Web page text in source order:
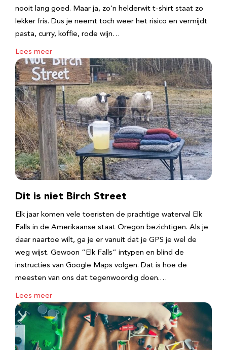
nooit lang goed. Maar ja, zo’n helderwit t-shirt staat zo
lekker fris. Dus je neemt toch weer het risico en vermijdt
pasta, curry, koffie, rode wijn…
Lees meer
Dit is niet Birch Street
Elk jaar komen vele toeristen de prachtige waterval Elk
Falls in de Amerikaanse staat Oregon bezichtigen. Als je
daar naartoe wilt, ga je er vanuit dat je GPS je wel de
weg wijst. Gewoon “Elk Falls” intypen en blind de
instructies van Google Maps volgen. Dat is hoe de
meesten van ons dat tegenwoordig doen.…
Lees meer